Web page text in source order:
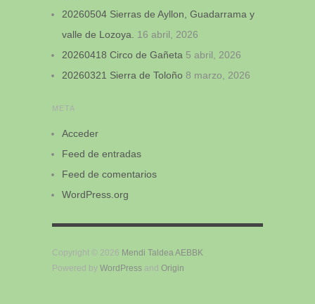
20260504 Sierras de Ayllon, Guadarrama y
valle de Lozoya.
16 abril, 2026
20260418 Circo de Gañeta 5 abril, 2026
20260321 Sierra de Toloño 8 marzo, 2026
META
Acceder
Feed de entradas
Feed de comentarios
WordPress.org
Copyright © 2026 Mendi Taldea AEBBK
Powered by WordPress and Origin